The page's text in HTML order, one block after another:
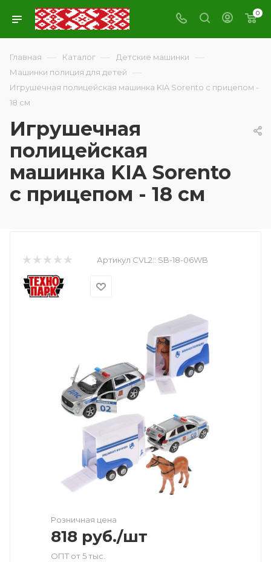
0
Главная — Каталог — Детские машинки —
Машинки полиция для детей —
Игрушечная полицейская машинка KIA Sorento с прицепом -
18 см
Игрушечная
полицейская
машинка KIA Sorento
с прицепом - 18 см
Артикул CVL2:: SB-18-06WB
Розничная цена
818 руб./шт
ОПТ от 5 тыс.